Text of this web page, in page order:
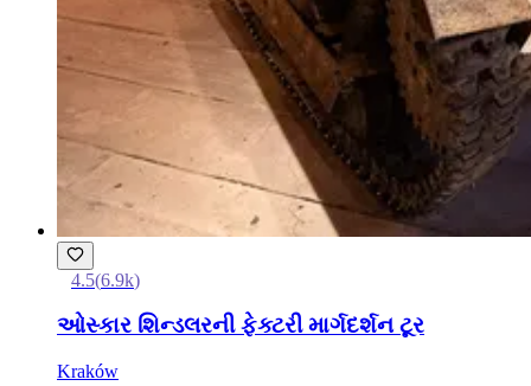
4.5(6.9k)
ઓસ્કાર શિન્ડલરની ફેક્ટરી માર્ગદર્શન ટૂર
Kraków